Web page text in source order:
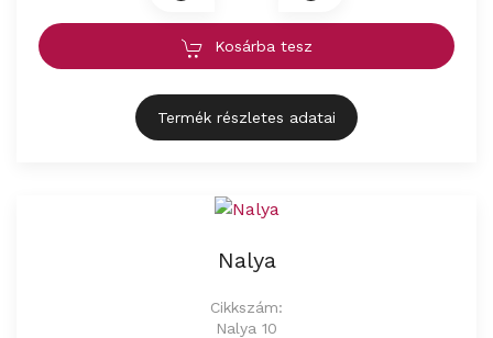
Kosárba tesz
Termék részletes adatai
Nalya
Cikkszám:
Nalya 10